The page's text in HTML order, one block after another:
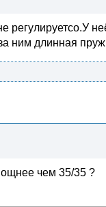
регулируетсо.У
ним длинная
чем 35/35 ?